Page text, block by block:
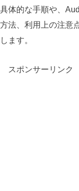
体的な手順や、
法、利用上の注意
ます。
スポンサーリンク